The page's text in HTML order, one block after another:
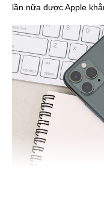
lần nữa được Apple